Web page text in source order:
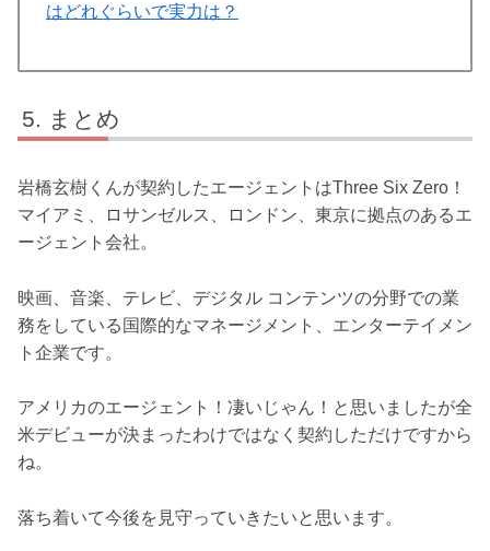
はどれぐらいで実力は？
まとめ
岩橋玄樹くんが契約したエージェントはThree Six Zero！
マイアミ、ロサンゼルス、ロンドン、東京に拠点のあるエ
ージェント会社。
映画、音楽、テレビ、デジタル コンテンツの分野での業
務をしている国際的なマネージメント、エンターテイメン
ト企業です。
アメリカのエージェント！凄いじゃん！と思いましたが全
米デビューが決まったわけではなく契約しただけですから
ね。
落ち着いて今後を見守っていきたいと思います。